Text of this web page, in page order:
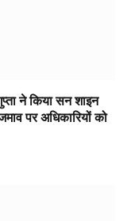
ने किया सन शाइन
पर अधिकारियों को